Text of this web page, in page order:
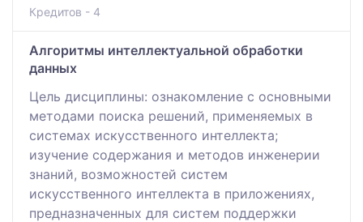
Кредитов - 4
Алгоритмы интеллектуальной обработки
данных
Цель дисциплины: ознакомление с основными
методами поиска решений, применяемых в
системах искусственного интеллекта;
изучение содержания и методов инженерии
знаний, возможностей систем
искусственного интеллекта в приложениях,
предназначенных для систем поддержки